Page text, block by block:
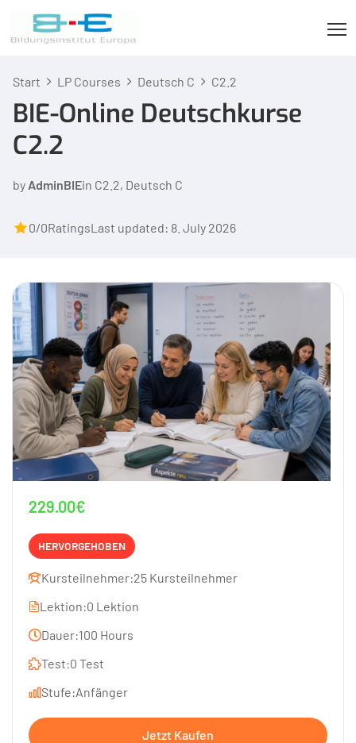
Start LP Courses Deutsch C C2.2
BIE-Online Deutschkurse
C2.2
by AdminBIEin C2.2, Deutsch C
0/0RatingsLast updated: 8. July 2026
229.00€
HERVORGEHOBEN
Kursteilnehmer:25 Kursteilnehmer
Lektion:0 Lektion
Dauer:100 Hours
Test:0 Test
Stufe:Anfänger
Jetzt Kaufen